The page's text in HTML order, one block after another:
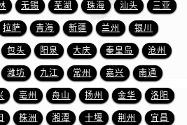
浙江省绍兴市越城区胜利东路379号世茂天际中心写字楼8层805室万国售后服务中心（需提前预约）
浙江省舟山市定海区解放东路万国售后服务中心（需提前预约）
澳门特别行政区大堂区议事亭前地（新马路）万国售后服务中心（需提前预约）
澳门特别行政区风顺堂区南湾大马路万国售后服务中心（需提前预约）
澳门特别行政区花地玛堂区关闸广场万国售后服务中心（需提前预约）
澳门特别行政区花王堂区大三巴商圈万国售后服务中心（需提前预约）
无锡 芜湖 珠海 汕头 三亚
拉萨 青海 新疆 兰州 银川
包头 阳泉 大庆 秦皇岛 沧州
潍坊 九江 常州 嘉兴 南通
亳州 舟山 扬州 金华 洛阳
株洲 湘潭 十堰 荆州 宜昌